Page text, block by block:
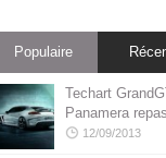
Populaire
Techart
Panamera
12/09/2013